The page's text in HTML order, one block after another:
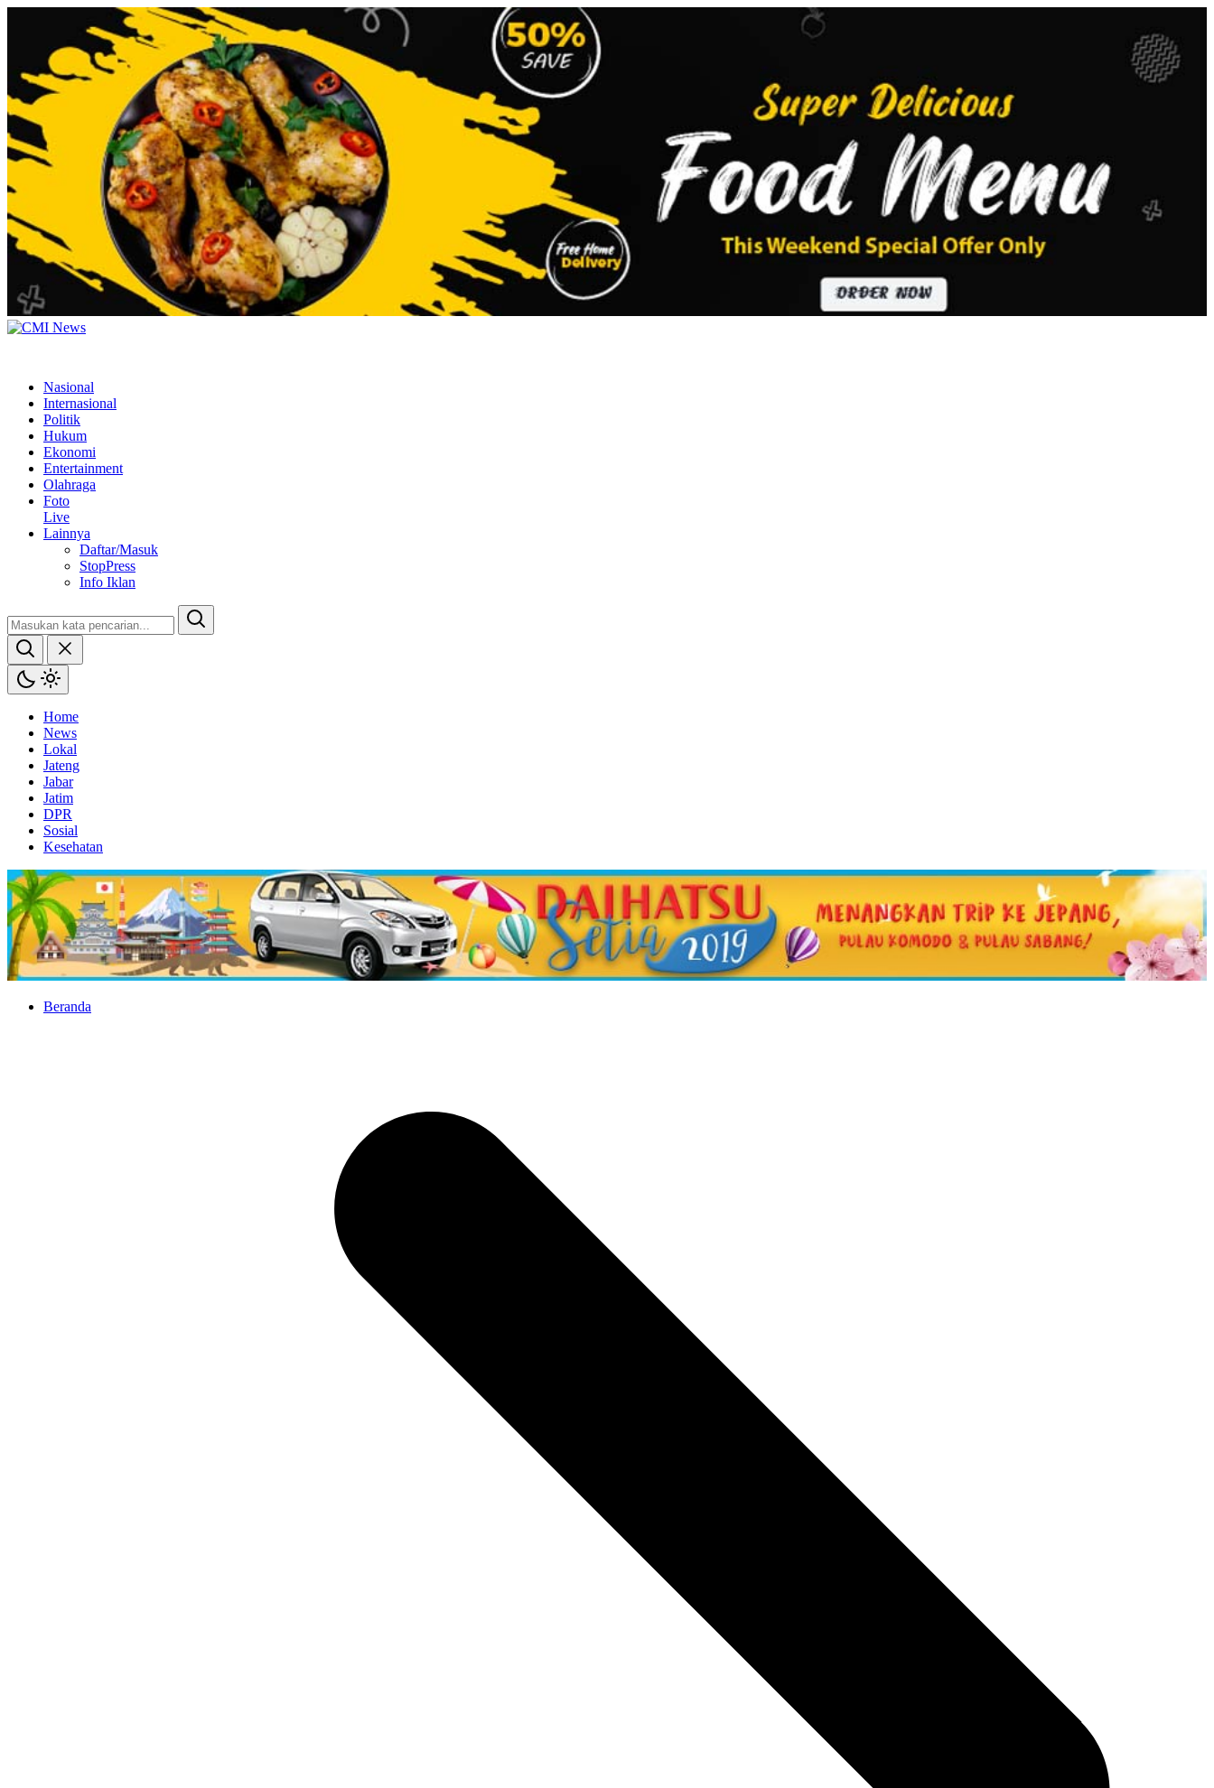
Nasional
Internasional
Politik
Hukum
Ekonomi
Entertainment
Olahraga
Foto
Live
Lainnya
Daftar/Masuk
StopPress
Info Iklan
Home
News
Lokal
Jateng
Jabar
Jatim
DPR
Sosial
Kesehatan
Beranda